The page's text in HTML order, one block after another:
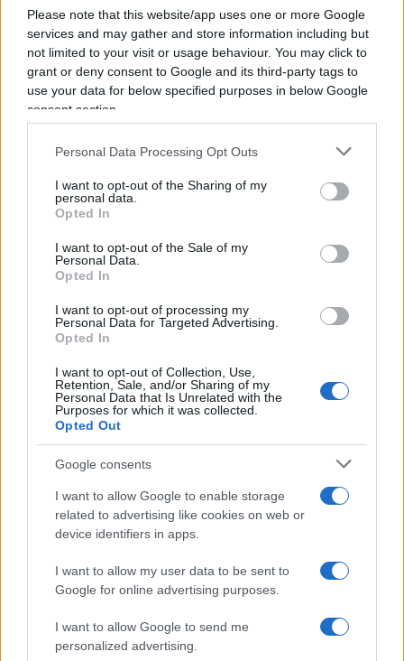
Please note that this website/app uses one or more Google
services and may gather and store information including but
not limited to your visit or usage behaviour. You may click to
grant or deny consent to Google and its third-party tags to
use your data for below specified purposes in below Google
consent section.
Personal Data Processing Opt Outs
I want to opt-out of the Sharing of my
personal data.
Opted In
I want to opt-out of the Sale of my
Personal Data.
Opted In
I want to opt-out of processing my
Personal Data for Targeted Advertising.
Opted In
I want to opt-out of Collection, Use,
Retention, Sale, and/or Sharing of my
Personal Data that Is Unrelated with the
Purposes for which it was collected.
Opted Out
Google consents
I want to allow Google to enable storage
related to advertising like cookies on web or
device identifiers in apps.
I want to allow my user data to be sent to
Google for online advertising purposes.
I want to allow Google to send me
personalized advertising.
centrodestra, il vignettista non fatica a trovare le sue
ispirazioni dall’attuale sinistra, che a suo dire, mai
come in questo momento sta dando il “meglio” di sé.
La satira è libertà di espressione o almeno lo è fino a
quando non supera l’indecenza, fino a quando non
Pushkin lo accompagna da sempre: “Dove non arriva
la spada della legge, là giunge la frusta della satira”.
Report lo mette alla gogna, il
giudice lo assolve: il caso
Rigoli inchioda il metodo
Ranucci
Il medico veneto racconta il processo mediatico
subito in tv: accuse presentate come certezze,
carte giudiziarie mostrate in onda e una pista
economica ignorata. Poi l’assoluzione perché il
fatto non sussiste
6 Agosto 2026, 14:15
1.3k